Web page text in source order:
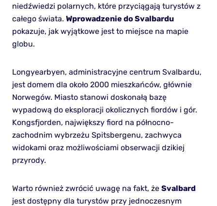
niedźwiedzi polarnych, które przyciągają turystów z
całego świata. Wprowadzenie do Svalbardu
pokazuje, jak wyjątkowe jest to miejsce na mapie
globu.
Longyearbyen, administracyjne centrum Svalbardu,
jest domem dla około 2000 mieszkańców, głównie
Norwegów. Miasto stanowi doskonałą bazę
wypadową do eksploracji okolicznych fiordów i gór.
Kongsfjorden, największy fiord na północno-
zachodnim wybrzeżu Spitsbergenu, zachwyca
widokami oraz możliwościami obserwacji dzikiej
przyrody.
Warto również zwrócić uwagę na fakt, że Svalbard
jest dostępny dla turystów przy jednoczesnym